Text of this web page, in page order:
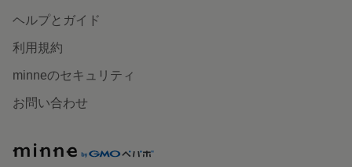
ヘルプとガイド
利用規約
minneのセキュリティ
お問い合わせ